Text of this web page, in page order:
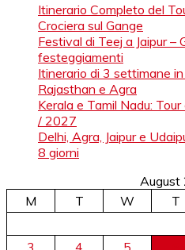
Itinerario Completo del
Crociera sul Gange
Festival di Teej a Jaipur –
festeggiamenti
Itinerario di 3 settimane in
Rajasthan e Agra
Kerala e Tamil Nadu:
/ 2027
Delhi, Agra, Jaipur e
8 giorni
August
M
T W T
3
4 5